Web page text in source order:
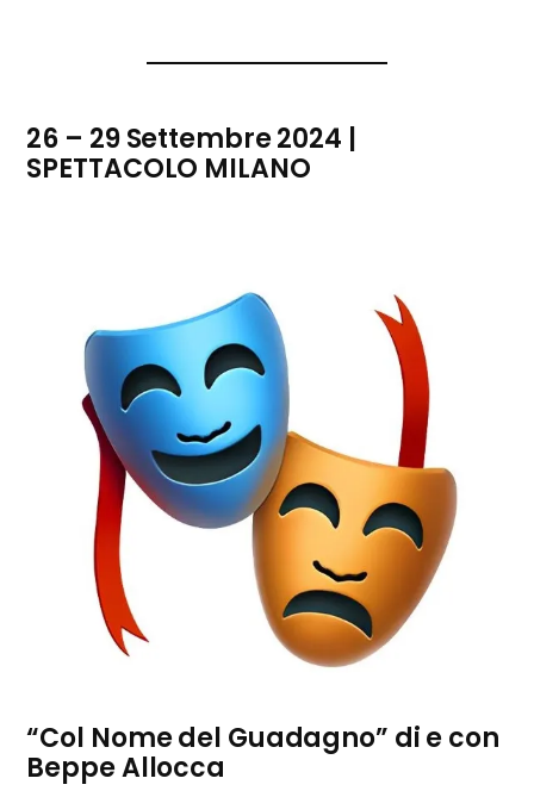
26 – 29 Settembre 2024 |
SPETTACOLO MILANO
“Col Nome del Guadagno” di e con
Beppe Allocca